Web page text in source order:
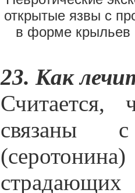
открытые язвы с
в форме крыльев
23. Как
Считается,
связаны с